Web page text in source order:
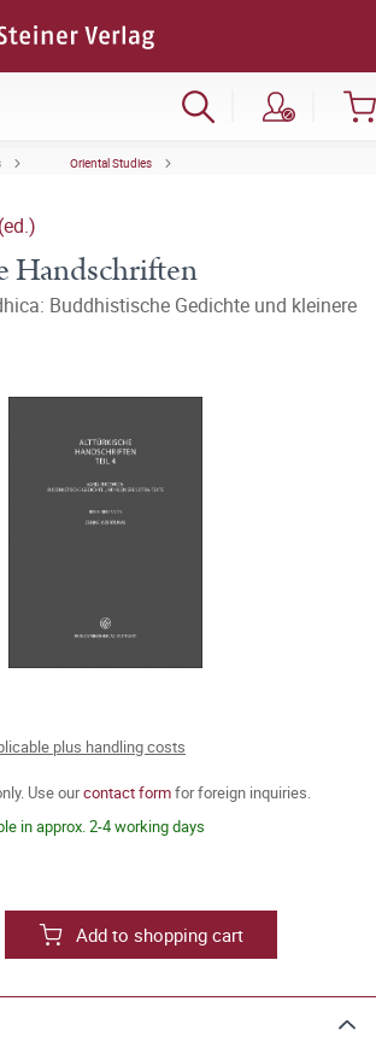
Oriental Studies
Handschriften
Buddhistische Gedichte und kleinere
plus handling costs
Use ourcontact formfor foreign inquiries.
in approx. 2-4 working days
Add to shopping cart